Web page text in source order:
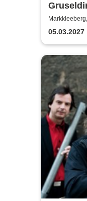
05.03.2027